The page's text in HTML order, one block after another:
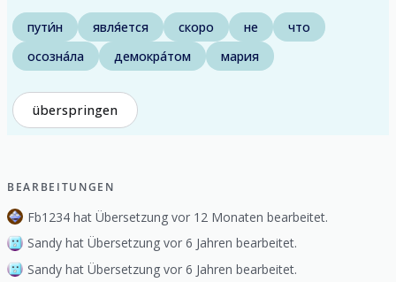
пути́н явля́ется скоро не
что
осозна́ла
демокра́том мария
überspringen
BEARBEITUNGEN
Fb1234 hat Übersetzung vor 12 Monaten bearbeitet.
Sandy hat Übersetzung vor 6 Jahren bearbeitet.
Sandy hat Übersetzung vor 6 Jahren bearbeitet.